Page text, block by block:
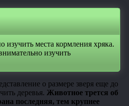
изучить места кормления хряка.
изучить
о размере зверя еще до
деревья. Животное трется об
последняя, тем крупнее